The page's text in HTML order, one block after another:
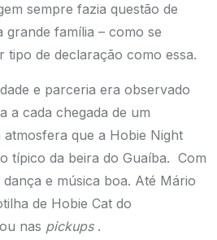
sempre fazia questão de
grande família – como se
tipo de declaração como essa.
e parceria era observado
a cada chegada de um
atmosfera que a Hobie Night
típico da beira do Guaíba. Com
e música boa. Até Mário
de Hobie Cat do
nas pickups.